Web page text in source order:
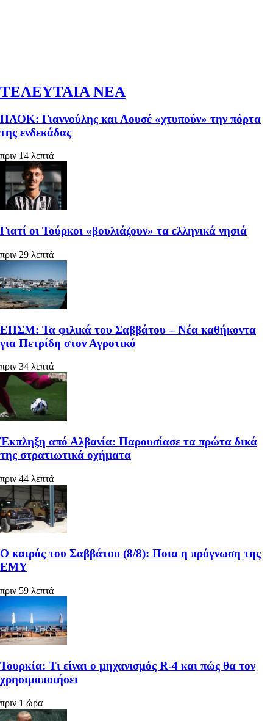
ΤΕΛΕΥΤΑΙΑ ΝΕΑ
ΠΑΟΚ: Γιαννούλης και Λουσέ «χτυπούν» την πόρτα
της ενδεκάδας
πριν 14 λεπτά
Γιατί οι Τούρκοι «βουλιάζουν» τα ελληνικά νησιά
πριν 29 λεπτά
ΕΠΣΜ: Τα φιλικά του Σαββάτου – Νέα καθήκοντα
για Πετρίδη στον Αγροτικό
πριν 34 λεπτά
Έκπληξη από Αλβανία: Παρουσίασε τα πρώτα δικά
της στρατιωτικά οχήματα
πριν 44 λεπτά
Ο καιρός του Σαββάτου (8/8): Ποια η πρόγνωση της
ΕΜΥ
πριν 59 λεπτά
Τουρκία: Τι είναι ο μηχανισμός R-4 και πώς θα τον
χρησιμοποιήσει
πριν 1 ώρα